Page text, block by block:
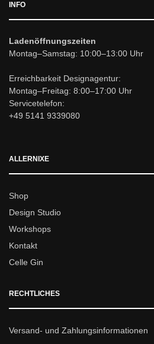
INFO
Ladenöffnungszeiten
Montag–Samstag: 10:00–13:00 Uhr
Erreichbarkeit Designagentur:
Montag–Freitag: 8:00–17:00 Uhr
Servicetelefon:
+49 5141 9339080
ALLERNIXE
Shop
Design Studio
Workshops
Kontakt
Celle Gin
RECHTLICHES
Versand- und Zahlungsinformationen